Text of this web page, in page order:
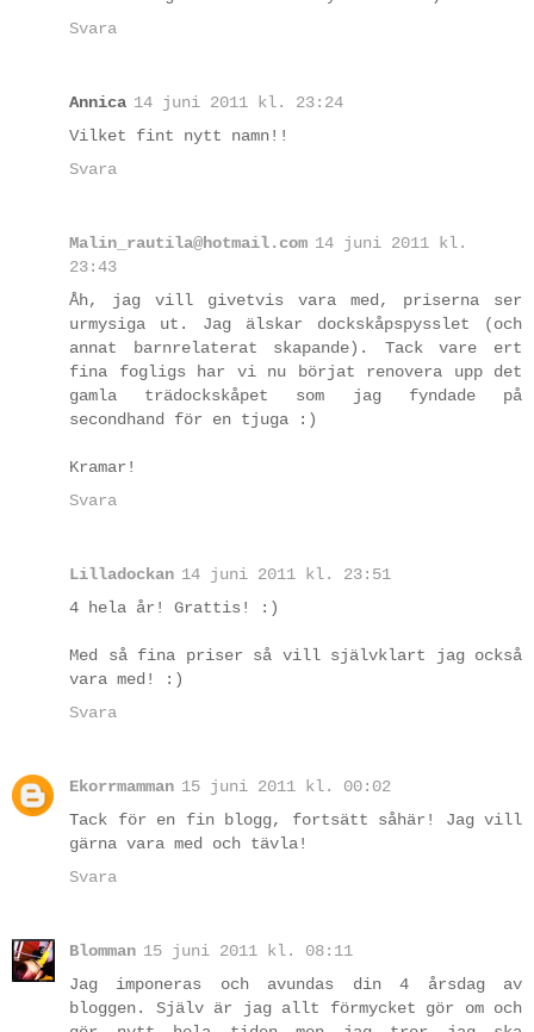
Svara
Annica 14 juni 2011 kl. 23:24
Vilket fint nytt namn!!
Svara
Malin_rautila@hotmail.com 14 juni 2011 kl.
23:43
Åh, jag vill givetvis vara med, priserna ser
urmysiga ut. Jag älskar dockskåpspysslet (och
annat barnrelaterat skapande). Tack vare ert
fina fogligs har vi nu börjat renovera upp det
gamla trädockskåpet som jag fyndade på
secondhand för en tjuga :)
Kramar!
Svara
Lilladockan 14 juni 2011 kl. 23:51
4 hela år! Grattis! :)
Med så fina priser så vill självklart jag också
vara med! :)
Svara
Ekorrmamman 15 juni 2011 kl. 00:02
Tack för en fin blogg, fortsätt såhär! Jag vill
gärna vara med och tävla!
Svara
Blomman 15 juni 2011 kl. 08:11
Jag imponeras och avundas din 4 årsdag av
bloggen. Själv är jag allt förmycket gör om och